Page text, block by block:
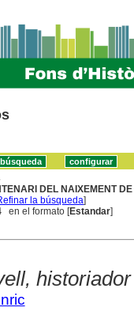
DEL NAIXEMENT
la búsqueda]
en el formato [Estandar]
historiador